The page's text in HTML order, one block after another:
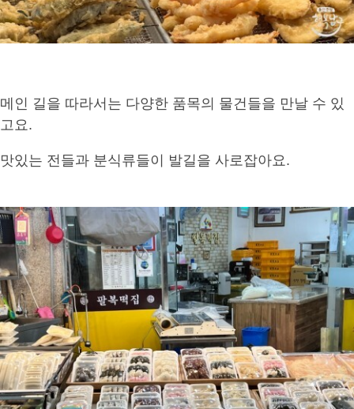
메인 길을 따라서는 다양한 품목의 물건들을 만날 수 있
고요.
맛있는 전들과 분식류들이 발길을 사로잡아요.